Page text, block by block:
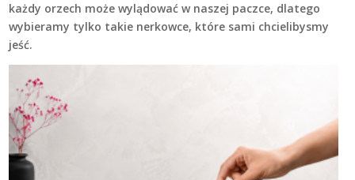
każdy orzech może wylądować w naszej paczce, dlatego
wybieramy tylko takie nerkowce, które sami chcielibysmy
jeść.